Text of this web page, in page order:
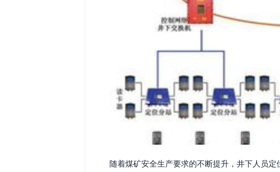
随着煤矿安全生产要求的不断提升，井下人员